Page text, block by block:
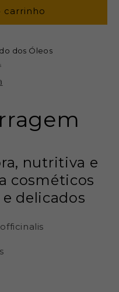
carrinho
dos Óleos
nutritiva e
cosméticos
delicados